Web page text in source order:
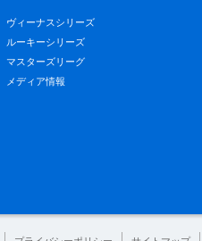
ヴィーナスシリーズ
ルーキーシリーズ
マスターズリーグ
メディア情報